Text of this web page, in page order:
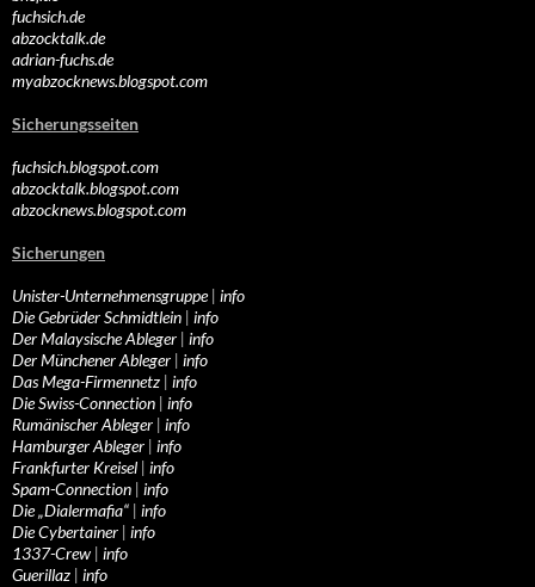
fuchsich.de
abzocktalk.de
adrian-fuchs.de
myabzocknews.blogspot.com
Sicherungsseiten
fuchsich.blogspot.com
abzocktalk.blogspot.com
abzocknews.blogspot.com
Sicherungen
Unister-Unternehmensgruppe| info
Die Gebrüder Schmidtlein | info
Der Malaysische Ableger | info
Der Münchener Ableger | info
Das Mega-Firmennetz | info
Die Swiss-Connection | info
Rumänischer Ableger | info
Hamburger Ableger | info
Frankfurter Kreisel | info
Spam-Connection | info
Die „Dialermafia“ | info
Die Cybertainer | info
1337-Crew | info
Guerillaz | info